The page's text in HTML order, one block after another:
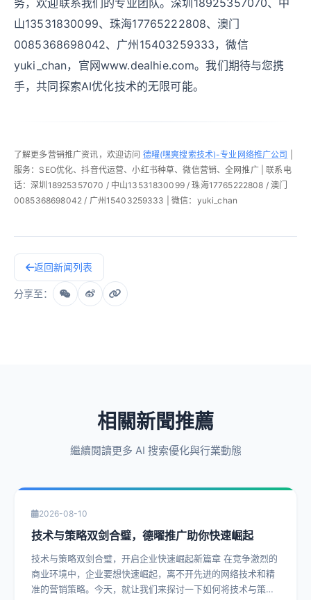
务，欢迎联系我们的专业团队。深圳18925357070、中
山13531830099、珠海17765222808、澳门
0085368698042、广州15403259333，微信
yuki_chan，官网www.dealhie.com。我们期待与您携
手，共同探索AI优化技术的无限可能。
了解更多营销推广资讯，欢迎访问 德曜(嘿爽搜索技术)-专业网络推广公司
服务：SEO优化、抖音代运营、小红书种草、微信营销、全网推广 | 联系电
话：深圳18925357070 / 中山13531830099 / 珠海17765222808 / 澳门
0085368698042 / 广州15403259333 | 微信：yuki_chan
返回新闻列表
分享至：
相關新聞推薦
繼續閱讀更多 AI 搜索優化與行業動態
2026-08-10
技术与策略双剑合璧，德曜推广助你快速崛起
技术与策略双剑合璧，开启企业快速崛起新篇章 在竞争激烈的
商业环境中，企业要想快速崛起，离不开先进的网络技术和精
准的营销策略。今天，就让我们来探讨一下如何将技术与策略